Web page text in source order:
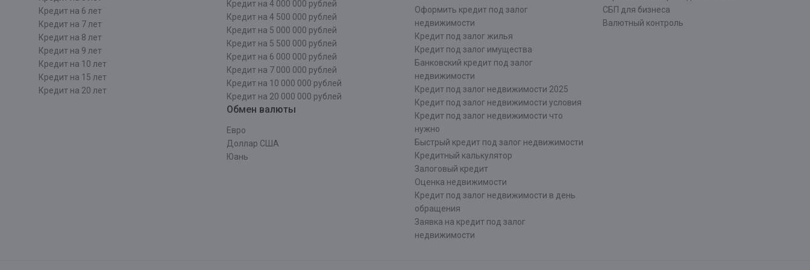
Кредит на 6 лет
Кредит на 7 лет
Кредит на 8 лет
Кредит на 9 лет
Кредит на 10 лет
Кредит на 15 лет
Кредит на 20 лет
Кредит на 4 000 000 рублей
Кредит на 4 500 000 рублей
Кредит на 5 000 000 рублей
Кредит на 5 500 000 рублей
Кредит на 6 000 000 рублей
Кредит на 7 000 000 рублей
Кредит на 10 000 000 рублей
Кредит на 20 000 000 рублей
Обмен валюты
Евро
Доллар США
Юань
Оформить кредит под залог
недвижимости
Кредит под залог жилья
Кредит под залог имущества
Банковский кредит под залог
недвижимости
Кредит под залог недвижимости 2025
Кредит под залог недвижимости условия
Кредит под залог недвижимости что
нужно
Быстрый кредит под залог недвижимости
Кредитный калькулятор
Залоговый кредит
Оценка недвижимости
Кредит под залог недвижимости в день
обращения
Заявка на кредит под залог
недвижимости
СБП для бизнеса
Валютный контроль